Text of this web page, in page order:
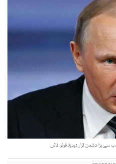
بڑا دشمن قرار دیدیا، فوٹو: فائل